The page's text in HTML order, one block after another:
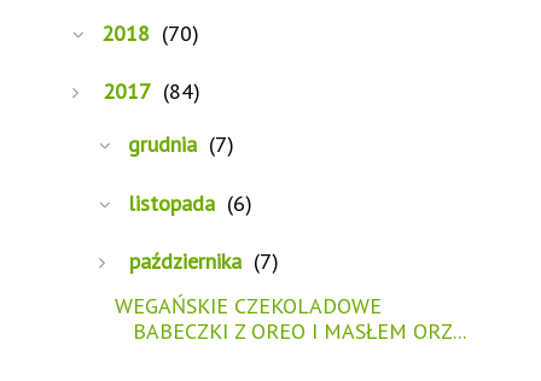
2018 (70)
2017 (84)
grudnia (7)
listopada (6)
października (7)
WEGAŃSKIE CZEKOLADOWE
BABECZKI Z OREO I MASŁEM ORZ...